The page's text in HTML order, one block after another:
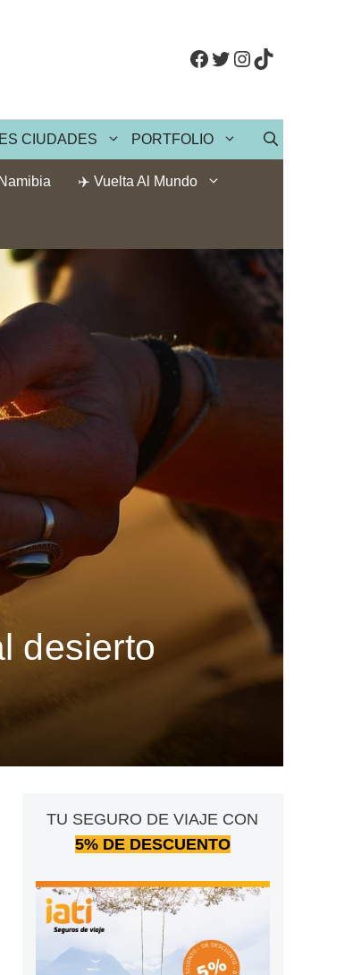
Facebook
Twitter
Instagram
TikTok
CIUDADES PORTFOLIO
✈️ Vuelta Al Mundo
desierto
TU SEGURO DE VIAJE CON
5% DE DESCUENTO